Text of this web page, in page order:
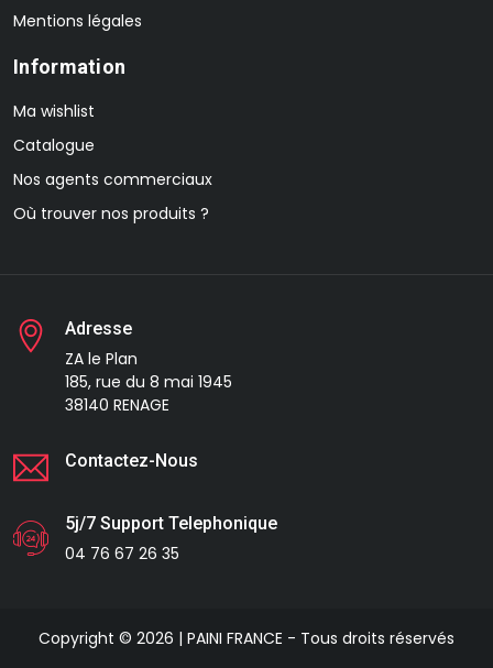
Mentions légales
Information
Ma wishlist
Catalogue
Nos agents commerciaux
Où trouver nos produits ?
Adresse
ZA le Plan
185, rue du 8 mai 1945
38140 RENAGE
Contactez-Nous
5j/7 Support Telephonique
04 76 67 26 35
Copyright © 2026 | PAINI FRANCE - Tous droits réservés